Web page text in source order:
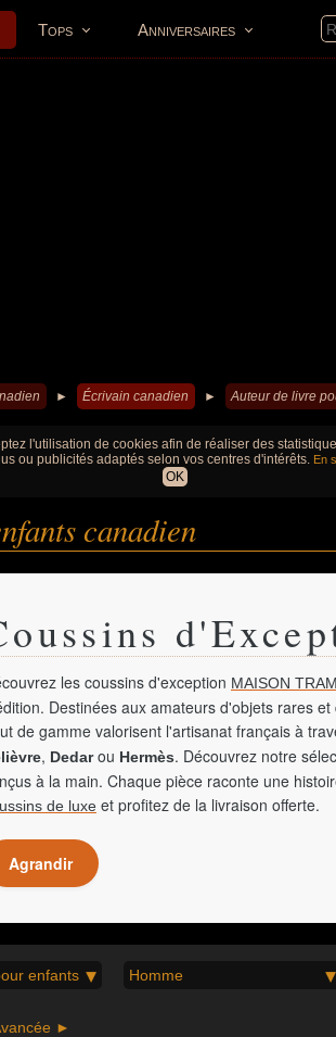
Tops Anniversaires
► Écrivain canadien ► Auteur de livre
l'utilisation de cookies afin de réaliser des
ou publicités adaptés selon vos centres d'intérêts. En
OK
canadien
les coussins d'exception MAISON
Destinées aux amateurs d'objets rares
de gamme valorisent l'artisanat français à
, Dedarou Hermès. Découvrez notre
à la main. Chaque pièce raconte une
de luxe et profitez de la livraison offerte.
Agrandir
enfants Homme
►